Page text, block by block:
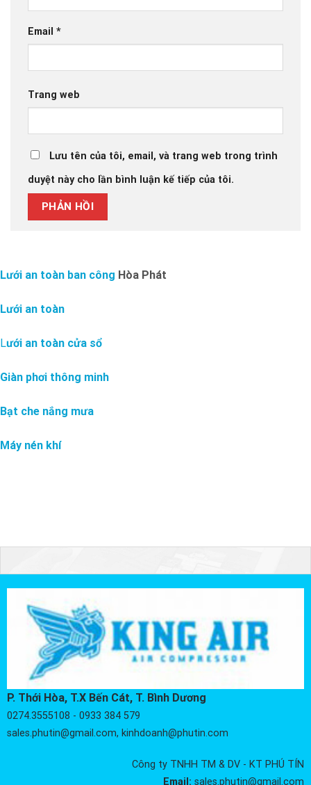
Email *
Trang web
Lưu tên của tôi, email, và trang web trong trình
duyệt này cho lần bình luận kế tiếp của tôi.
Lưới an toàn ban công Hòa Phát
Lưới an toàn
Lưới an toàn cửa sổ
Giàn phơi thông minh
Bạt che nắng mưa
Máy nén khí
P. Thới Hòa, T.X Bến Cát, T. Bình Dương
0274.3555108 - 0933 384 579
sales.phutin@gmail.com, kinhdoanh@phutin.com
Công ty TNHH TM & DV - KT PHÚ TÍN
Email:sales.phutin@gmail.com